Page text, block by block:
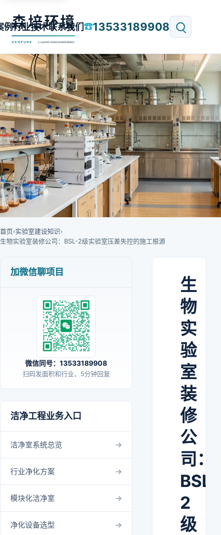
例行业技术联系我们☎13533189908
首页›实验室建设知识›
生物实验室装修公司：BSL-2级实验室压差失控的施工根源
加微信聊项目
微信同号：13533189908
扫码发面积和行业，5分钟回复
洁净工程业务入口
洁净室系统总览
行业净化方案
模块化洁净室
净化设备选型
生
物
实
验
室
装
修
公
司：
BSL-
2
级